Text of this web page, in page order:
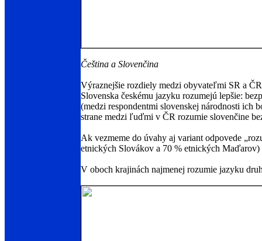
Čeština a Slovenčina
Výraznejšie rozdiely medzi obyvateľmi SR a
Slovenska českému jazyku rozumejú lepšie:
(medzi respondentmi slovenskej národnosti ich
strane medzi ľuďmi v ČR rozumie slovenčine
Ak vezmeme do úvahy aj variant odpovede
etnických Slovákov a 70 % etnických Maďarov)
V oboch krajinách najmenej rozumie jazyku